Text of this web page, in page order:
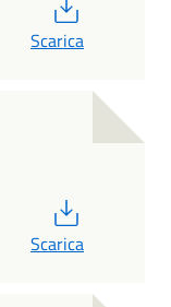
Scarica
Scarica